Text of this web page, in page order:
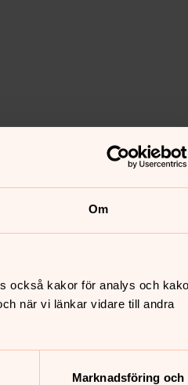
Om
också kakor för analys och
när vi länkar vidare till andra
Marknadsföring och